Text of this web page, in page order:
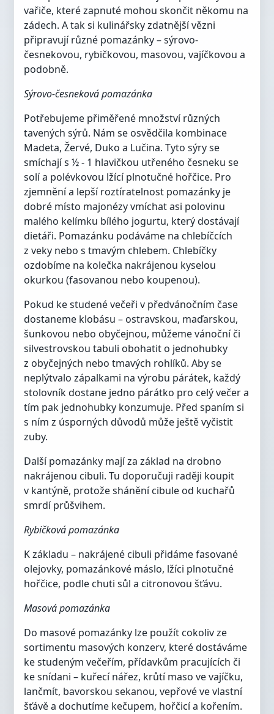
vařiče, které zapnuté mohou skončit někomu na
zádech. A tak si kulinářsky zdatnější vězni
připravují různé pomazánky – sýrovo-
česnekovou, rybičkovou, masovou, vajíčkovou a
podobně.
Sýrovo-česneková pomazánka
Potřebujeme přiměřené množství různých
tavených sýrů. Nám se osvědčila kombinace
Madeta, Žervé, Duko a Lučina. Tyto sýry se
smíchají s ½ - 1 hlavičkou utřeného česneku se
solí a polévkovou lžící plnotučné hořčice. Pro
zjemnění a lepší roztíratelnost pomazánky je
dobré místo majonézy vmíchat asi polovinu
malého kelímku bílého jogurtu, který dostávají
dietáři. Pomazánku podáváme na chlebíčcích
z veky nebo s tmavým chlebem. Chlebíčky
ozdobíme na kolečka nakrájenou kyselou
okurkou (fasovanou nebo koupenou).
Pokud ke studené večeři v předvánočním čase
dostaneme klobásu – ostravskou, maďarskou,
šunkovou nebo obyčejnou, můžeme vánoční či
silvestrovskou tabuli obohatit o jednohubky
z obyčejných nebo tmavých rohlíků. Aby se
neplýtvalo zápalkami na výrobu párátek, každý
stolovník dostane jedno párátko pro celý večer a
tím pak jednohubky konzumuje. Před spaním si
s ním z úsporných důvodů může ještě vyčistit
zuby.
Další pomazánky mají za základ na drobno
nakrájenou cibuli. Tu doporučuji raději koupit
v kantýně, protože shánění cibule od kuchařů
smrdí průšvihem.
Rybičková pomazánka
K základu – nakrájené cibuli přidáme fasované
olejovky, pomazánkové máslo, lžíci plnotučné
hořčice, podle chuti sůl a citronovou šťávu.
Masová pomazánka
Do masové pomazánky lze použít cokoliv ze
sortimentu masových konzerv, které dostáváme
ke studeným večeřím, přídavkům pracujících či
ke snídani – kuřecí nářez, krůtí maso ve vajíčku,
lančmít, bavorskou sekanou, vepřové ve vlastní
šťávě a dochutíme kečupem, hořčicí a kořením.